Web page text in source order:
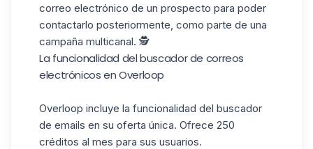
correo electrónico de un prospecto para poder
contactarlo posteriormente, como parte de una
campaña multicanal. 🕵️
La funcionalidad del buscador de correos
electrónicos en Overloop
Overloop incluye la funcionalidad del buscador
de emails en su oferta única. Ofrece 250
créditos al mes para sus usuarios.